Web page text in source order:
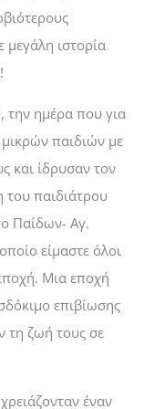
ιστορία
ημέρα που για
παιδιών με
και ίδρυσαν τον
παιδιάτρου
Παίδων- Αγ.
είμαστε όλοι
Μια εποχή
επιβίωσης
τη ζωή τους σε
έναν